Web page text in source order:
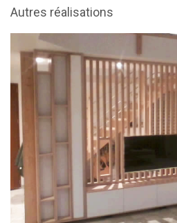
Autres réalisations